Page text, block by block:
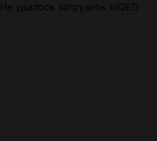
Не удалось загрузить VIQEO